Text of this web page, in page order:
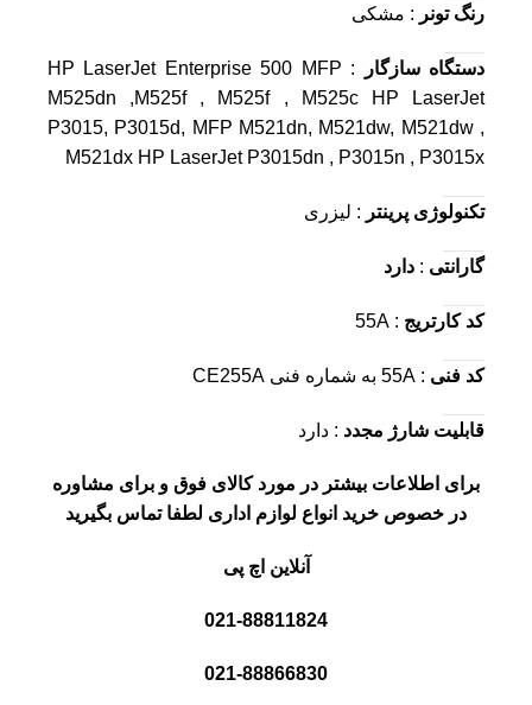
رنگ تونر : مشکی
دستگاه سازگار
: HP LaserJet Enterprise 500 MFP
M525dn ,M525f , M525f , M525c HP LaserJet
P3015, P3015d, MFP M521dn, M521dw, M521dw ,
M521dx HP LaserJet P3015dn , P3015n , P3015x
تکنولوژی پرینتر : لیزری
گارانتی : دارد
کد کارتریج : 55A
کد فنی : 55A به شماره فنی CE255A
قابلیت شارژ مجدد : دارد
برای اطلاعات بیشتر در مورد کالای فوق و برای مشاوره
در خصوص خرید انواع لوازم اداری لطفا تماس بگیرید
آنلاین اچ پی
021-88811824
021-88866830